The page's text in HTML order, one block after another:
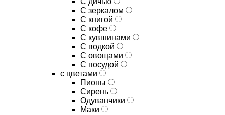
C дичью
C зеркалом
C книгой
C кофе
C кувшинами
C водкой
C овощами
C посудой
с цветами
Пионы
Сирень
Одуванчики
Маки